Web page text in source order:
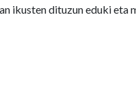
ikusten dituzun eduki eta